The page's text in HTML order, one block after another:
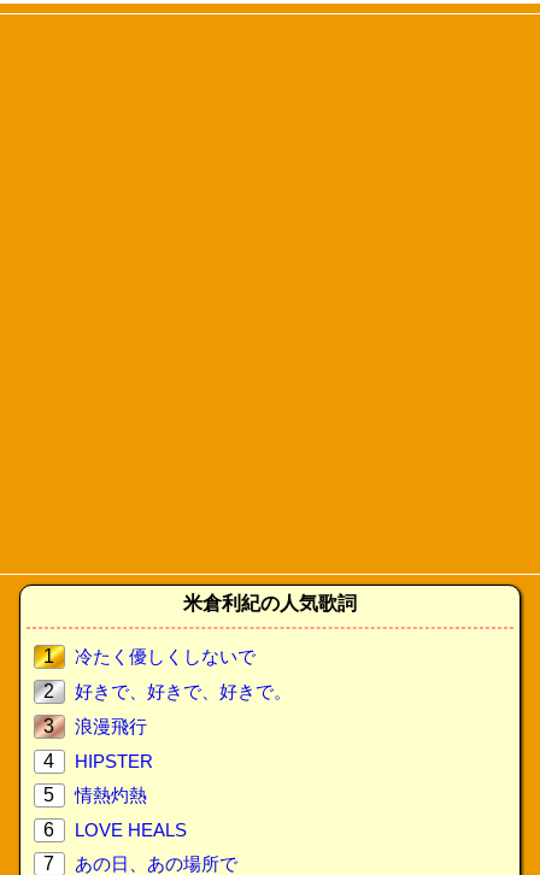
米倉利紀の人気歌詞
1
冷たく優しくしないで
2
好きで、好きで、好きで。
3
浪漫飛行
4
HIPSTER
5
情熱灼熱
6
LOVE HEALS
7
あの日、あの場所で